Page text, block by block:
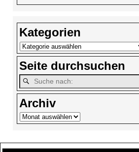
Kategorien
Seite durchsuchen
Archiv